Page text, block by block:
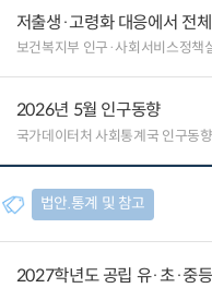
저출생·고령화 대응에서 전
보건복지부 인구·사회서비스정책
2026년 5월 인구동향
국가데이터처 사회통계국 인구동
법안.통계 및 참고
2027학년도 공립 유·초·중